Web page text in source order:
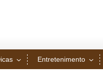
Entretenimento